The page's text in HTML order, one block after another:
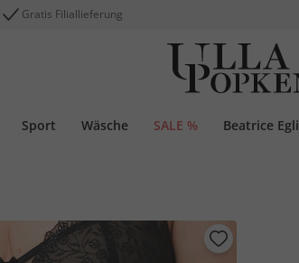
Gratis Filiallieferung
Sport Wäsche SALE % Beatrice Egli